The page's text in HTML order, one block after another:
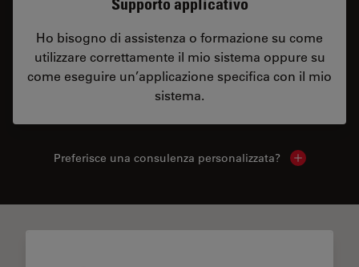
Supporto applicativo
Ho bisogno di assistenza o formazione su come
utilizzare correttamente il mio sistema oppure su
come eseguire un’applicazione specifica con il mio
sistema.
Preferisce una consulenza personalizzata? Show local